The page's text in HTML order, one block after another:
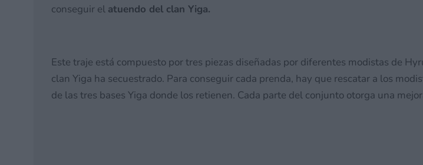
conseguir el atuendo del clan Yiga.
Este traje está compuesto por tres piezas diseñadas por diferentes modistas de
clan Yiga ha secuestrado. Para conseguir cada prenda, hay que rescatar a los
de las tres bases Yiga donde los retienen. Cada parte del conjunto otorga una